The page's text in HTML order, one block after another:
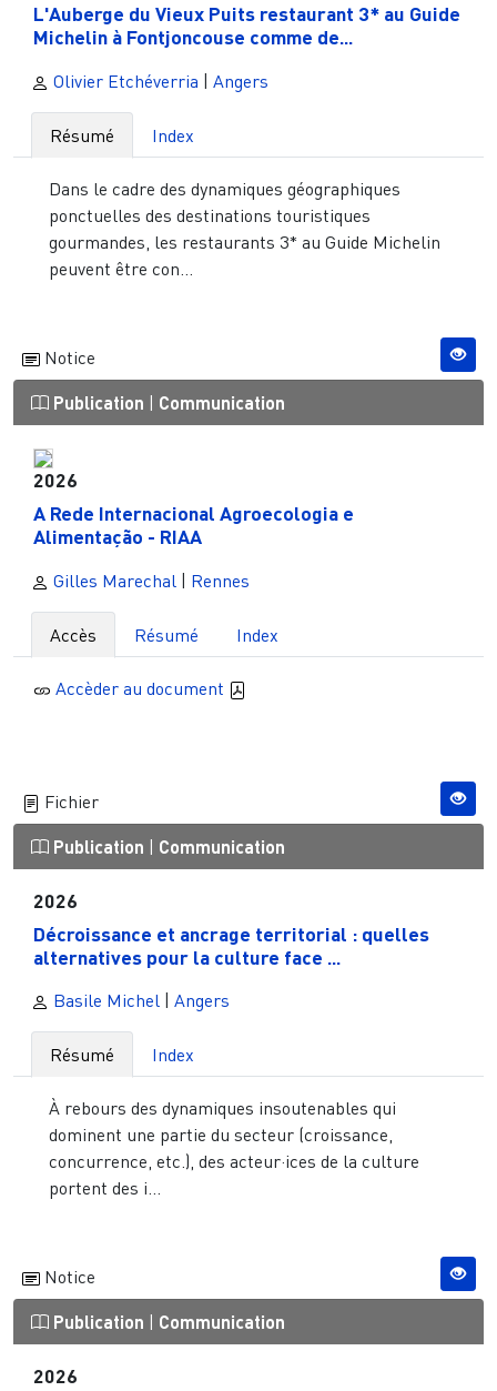
L'Auberge du Vieux Puits restaurant 3* au Guide
Michelin à Fontjoncouse comme de...
Olivier Etchéverria Angers
Résumé Index
Dans le cadre des dynamiques géographiques
ponctuelles des destinations touristiques
gourmandes, les restaurants 3* au Guide Michelin
peuvent être con...
Notice
Publication Communication
2026
A Rede Internacional Agroecologia e
Alimentação - RIAA
Gilles Marechal | Rennes
Accès Résumé Index
Accèder au document
Fichier
Publication Communication
2026
Décroissance et ancrage territorial : quelles
alternatives pour la culture face ...
Basile Michel Angers
Résumé Index
À rebours des dynamiques insoutenables qui
dominent une partie du secteur (croissance,
concurrence, etc.), des acteur·ices de la culture
portent des i...
Notice
Publication Communication
2026